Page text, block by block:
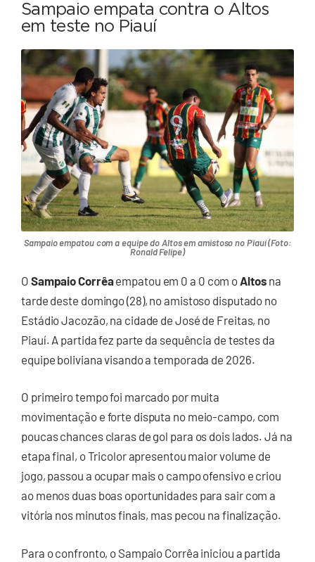
Sampaio empata contra o Altos
em teste no Piauí
Sampaio empatou com a equipe do Altos em amistoso no Piauí (Foto:
Ronald Felipe)
O Sampaio Corrêaempatou em 0 a 0 com o Altos na
tarde deste domingo (28), no amistoso disputado no
Estádio Jacozão, na cidade de José de Freitas, no
Piauí. A partida fez parte da sequência de testes da
equipe boliviana visando a temporada de 2026.
O primeiro tempo foi marcado por muita
movimentação e forte disputa no meio-campo, com
poucas chances claras de gol para os dois lados. Já na
etapa final, o Tricolor apresentou maior volume de
jogo, passou a ocupar mais o campo ofensivo e criou
ao menos duas boas oportunidades para sair com a
vitória nos minutos finais, mas pecou na finalização.
Para o confronto, o Sampaio Corrêa iniciou a partida